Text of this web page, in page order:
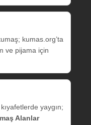
kumas.org’ta
ve pijama için
yaygın;
Alanlar